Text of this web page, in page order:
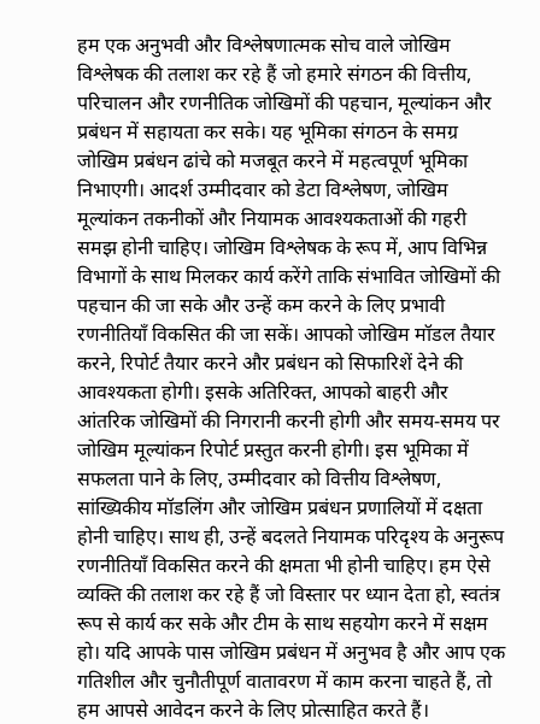
हम एक अनुभवी और विश्लेषणात्मक सोच वाले जोखिम
विश्लेषक की तलाश कर रहे हैं जो हमारे संगठन की वित्तीय,
परिचालन और रणनीतिक जोखिमों की पहचान, मूल्यांकन और
प्रबंधन में सहायता कर सके। यह भूमिका संगठन के समग्र
जोखिम प्रबंधन ढांचे को मजबूत करने में महत्वपूर्ण भूमिका
निभाएगी। आदर्श उम्मीदवार को डेटा विश्लेषण, जोखिम
मूल्यांकन तकनीकों और नियामक आवश्यकताओं की गहरी
समझ होनी चाहिए। जोखिम विश्लेषक के रूप में, आप विभिन्न
विभागों के साथ मिलकर कार्य करेंगे ताकि संभावित जोखिमों की
पहचान की जा सके और उन्हें कम करने के लिए प्रभावी
रणनीतियाँ विकसित की जा सकें। आपको जोखिम मॉडल तैयार
करने, रिपोर्ट तैयार करने और प्रबंधन को सिफारिशें देने की
आवश्यकता होगी। इसके अतिरिक्त, आपको बाहरी और
आंतरिक जोखिमों की निगरानी करनी होगी और समय-समय पर
जोखिम मूल्यांकन रिपोर्ट प्रस्तुत करनी होगी। इस भूमिका में
सफलता पाने के लिए, उम्मीदवार को वित्तीय विश्लेषण,
सांख्यिकीय मॉडलिंग और जोखिम प्रबंधन प्रणालियों में दक्षता
होनी चाहिए। साथ ही, उन्हें बदलते नियामक परिदृश्य के अनुरूप
रणनीतियाँ विकसित करने की क्षमता भी होनी चाहिए। हम ऐसे
व्यक्ति की तलाश कर रहे हैं जो विस्तार पर ध्यान देता हो, स्वतंत्र
रूप से कार्य कर सके और टीम के साथ सहयोग करने में सक्षम
हो। यदि आपके पास जोखिम प्रबंधन में अनुभव है और आप एक
गतिशील और चुनौतीपूर्ण वातावरण में काम करना चाहते हैं, तो
हम आपसे आवेदन करने के लिए प्रोत्साहित करते हैं।